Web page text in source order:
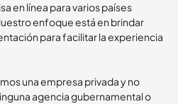
en línea para varios países
enfoque está en brindar
para facilitar la experiencia
una empresa privada y no
agencia gubernamental o